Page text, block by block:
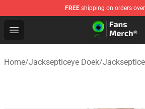
FREE shipping on orders
Open menu
Jacksepticeye Store - Official
Home/Jacksepticeye Doek/